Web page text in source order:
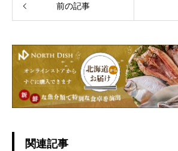
前の記事
関連記事